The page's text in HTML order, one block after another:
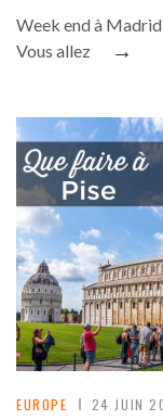
Week end à
Vous allez
→
EUROPE 24 JUIN